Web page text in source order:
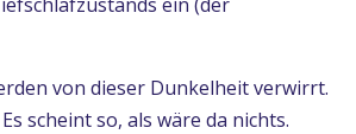
von dieser Dunkelheit verwirrt.
scheint so, als wäre da nichts.